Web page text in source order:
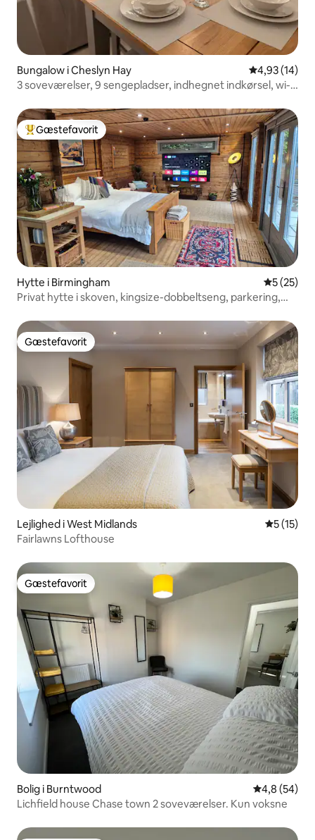
Bungalow i Cheslyn Hay 4,93 ud af 5
4,93 (14)
3 soveværelser, 9 sengepladser, indhegnet indkørsel, wi-
Bedste gæstefavorit
Gæstefavorit
Hytte i Birmingham 5 ud af 5 i
5 (25)
Privat hytte i skoven, kingsize-dobbeltseng, parkering,
Gæstefavorit
Gæstefavorit
Lejlighed i West Midlands 5 ud af 5
5 (15)
Fairlawns Lofthouse
Gæstefavorit
Gæstefavorit
Bolig i Burntwood 4,8 ud af 5 i
4,8 (54)
Lichfield house Chase town 2 soveværelser. Kun voksne